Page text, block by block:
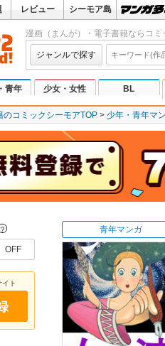
レビュー シーモア島
漫画（まんが）・電子書籍ならコミ
ジャンルで探す
青年 少女・女性 BL
コミックシーモアTOP 少年・青年マ
OFF
ト
青年マンガ